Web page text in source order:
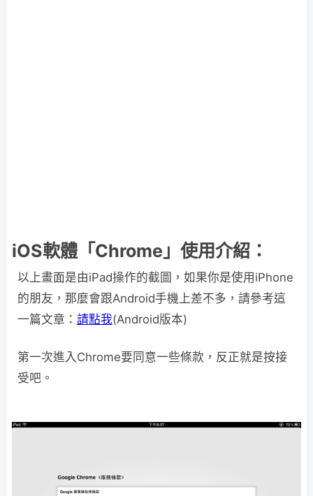
iOS軟體「Chrome」使用介紹：
以上畫面是由iPad操作的截圖，如果你是使用iPhone
的朋友，那麼會跟Android手機上差不多，請參考這
一篇文章： 請點我(Android版本)
第一次進入Chrome要同意一些條款，反正就是按接
受吧。